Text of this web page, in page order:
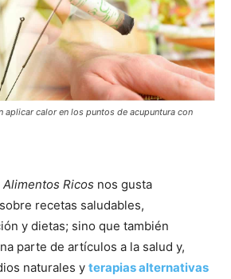
aplicar calor en los puntos de acupuntura con
Alimentos Ricos nos gusta
recetas saludables,
y dietas; sino que también
parte de artículos a la salud y,
naturales y terapias alternativas